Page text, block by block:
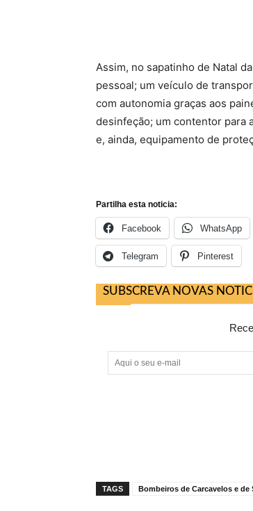
Assim, no sapatinho de Natal
pessoal; um veículo de
com autonomia graças aos
desinfeção; um contentor para
e, ainda, equipamento de
Partilha esta noticia:
Facebook WhatsApp
Telegram Pinterest
SUBSCREVA NOVAS
Aqui
o
TAGS Bombeiros de Carcavelos e de